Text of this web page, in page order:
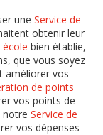
une Service de
obtenir leur
bien établie,
que vous soyez
améliorer vos
de points
vos points de
notre Service de
vos dépenses